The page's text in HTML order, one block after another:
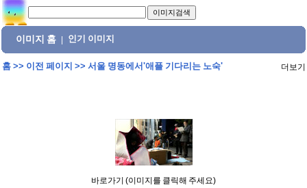
이미지 홈 인기 이미지
홈>> 이전 페이지 >> 서울 명동에서'애플 기다리는 노숙' 더보기
바로가기 (이미지를 클릭해 주세요)